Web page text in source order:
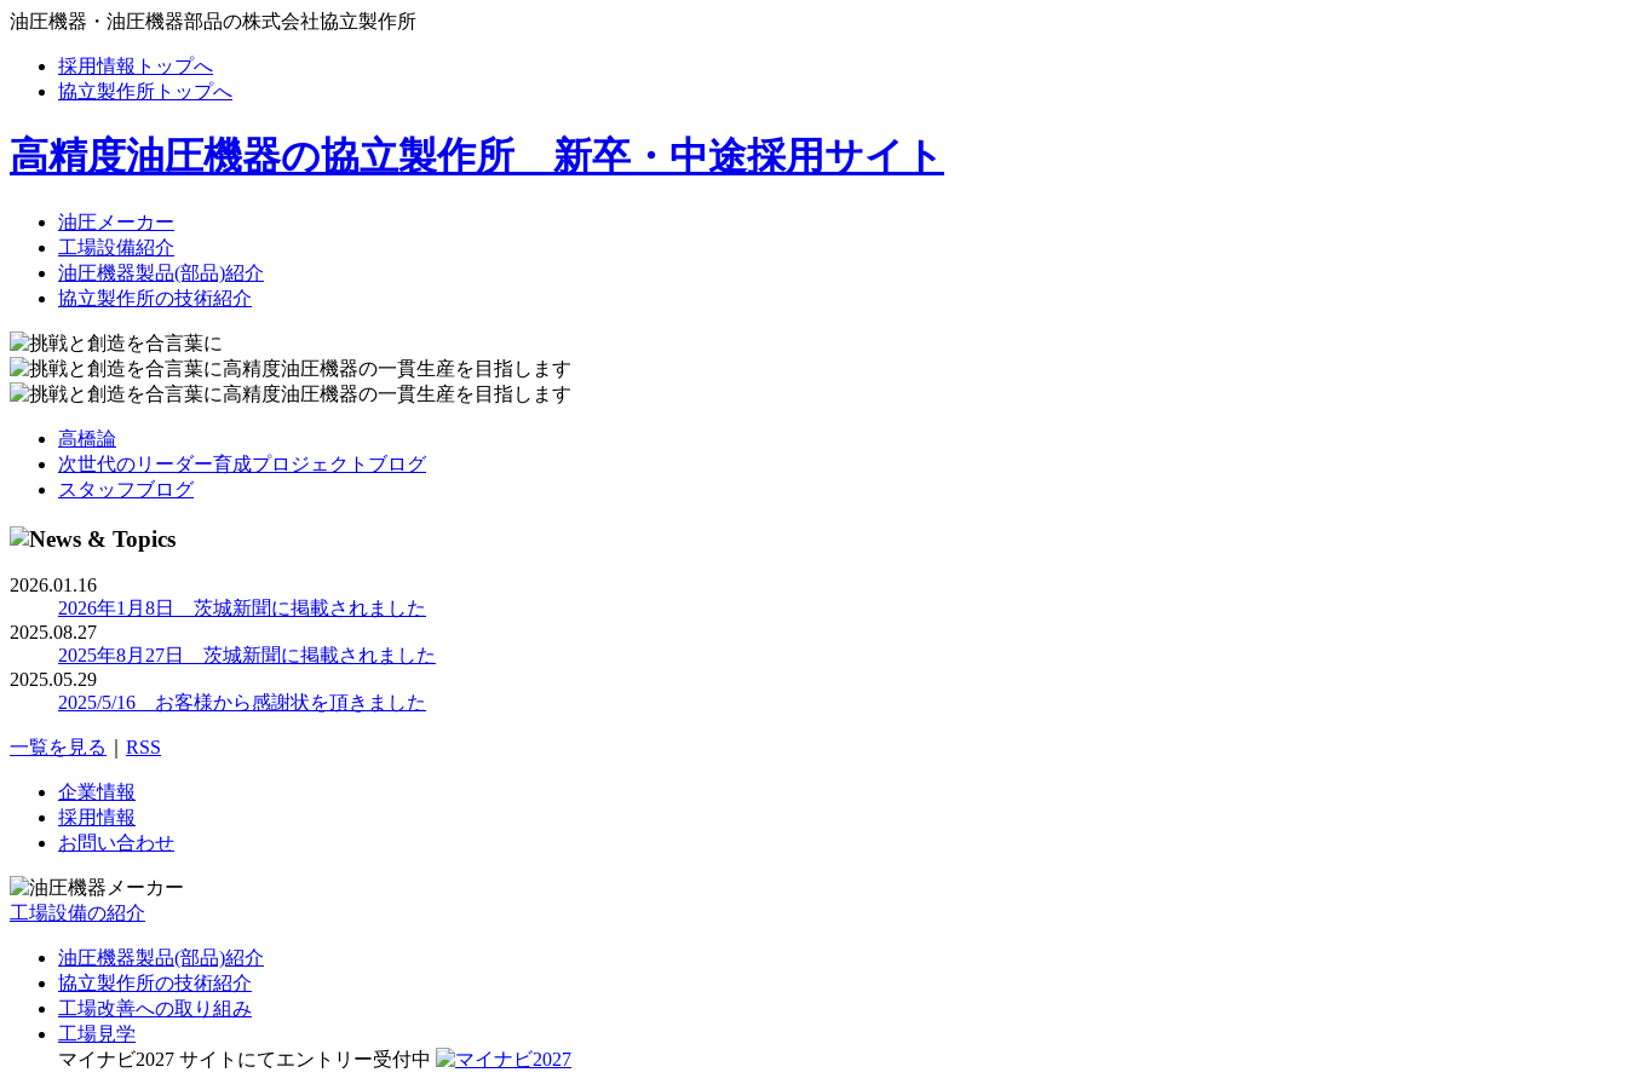
油圧機器・油圧機器部品の株式会社協立製作所
採用情報トップへ
協立製作所トップへ
高精度油圧機器の協立製作所 新卒・中途採用サイト
油圧メーカー
工場設備紹介
油圧機器製品(部品)紹介
協立製作所の技術紹介
高橋論
次世代のリーダー育成プロジェクトブログ
スタッフブログ
2026.01.16
2026年1月8日 茨城新聞に掲載されました
2025.08.27
2025年8月27日 茨城新聞に掲載されました
2025.05.29
2025/5/16 お客様から感謝状を頂きました
一覧を見る RSS
企業情報
採用情報
お問い合わせ
工場設備の紹介
油圧機器製品(部品)紹介
協立製作所の技術紹介
工場改善への取り組み
工場見学
マイナビ2027 サイトにてエントリー受付中